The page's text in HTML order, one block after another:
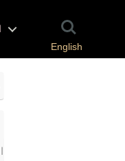
English